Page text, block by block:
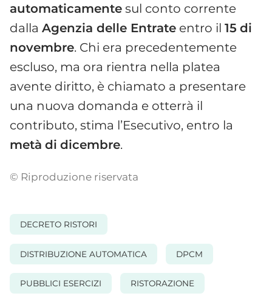
automaticamente sul conto corrente
dalla Agenzia delle Entrate entro il 15 di
novembre. Chi era precedentemente
escluso, ma ora rientra nella platea
avente diritto, è chiamato a presentare
una nuova domanda e otterrà il
contributo, stima l’Esecutivo, entro la
metà di dicembre.
© Riproduzione riservata
DECRETO RISTORI
DISTRIBUZIONE AUTOMATICA DPCM
PUBBLICI ESERCIZI RISTORAZIONE